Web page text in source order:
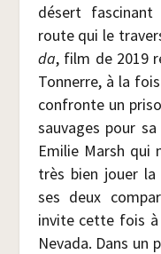
désert fas­ci­nant
route qui le
da, film de 2019
Ton­nerre, à la
confronte un
sau­vages pour
Emi­lie Marsh qui
très bien jouer la
ses deux
invite cette fois
Neva­da. Dans un